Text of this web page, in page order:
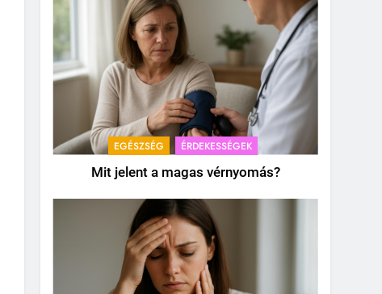
EGÉSZSÉG ÉRDEKESSÉGEK
Mit jelent a magas vérnyomás?